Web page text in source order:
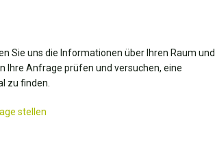
Sie uns die Informationen über Ihren Raum und
Ihre Anfrage prüfen und versuchen, eine
zu finden.
stellen